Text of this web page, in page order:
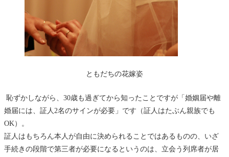
ともだちの花嫁姿
恥ずかしながら、30歳も過ぎてから知ったことですが「婚姻届や離
婚届には、証人2名のサインが必要」です（証人はたぶん親族でも
OK）。
証人はもちろん本人が自由に決められることではあるものの、いざ
手続きの段階で第三者が必要になるというのは、立会う列席者が居